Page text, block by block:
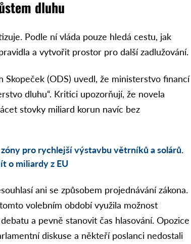
dluhu
Podle ní vláda pouze hledá cestu, jak
a vytvořit prostor pro další zadlužování.
Skopeček (ODS) uvedl, že ministerstvo financí
dluhu“. Kritici upozorňují, že novela
stovky miliard korun navíc bez
pro rychlejší výstavbu větrníků a solárů.
o miliardy z EU
ani se způsobem projednávání zákona.
volebním období využila možnost
a pevně stanovit čas hlasování. Opozice
diskuse a někteří poslanci nedostali